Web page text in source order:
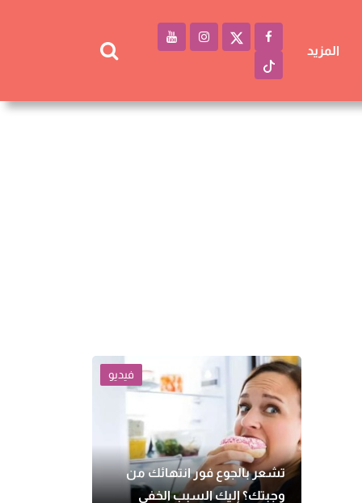
المزيد
فيديو
تشعر بالجوع فور انتهائك من
وجبتك؟ إليك السبب الخفي